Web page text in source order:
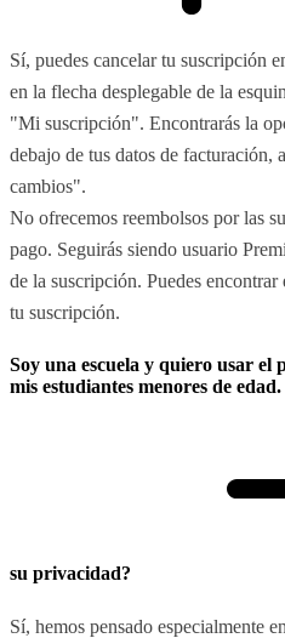
Sí, puedes cancelar tu suscripción
en la flecha desplegable de la
"Mi suscripción". Encontrarás la
debajo de tus datos de
cambios".
No ofrecemos reembolsos por las
pago. Seguirás siendo usuario
de la suscripción. Puedes
tu suscripción.
Soy una escuela y quiero usar el
mis estudiantes menores de
su privacidad?
Sí, hemos pensado especialmente